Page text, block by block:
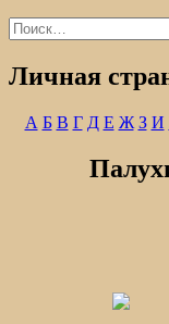
Найти:
Личная
А Б В Г Д Е Ж З И